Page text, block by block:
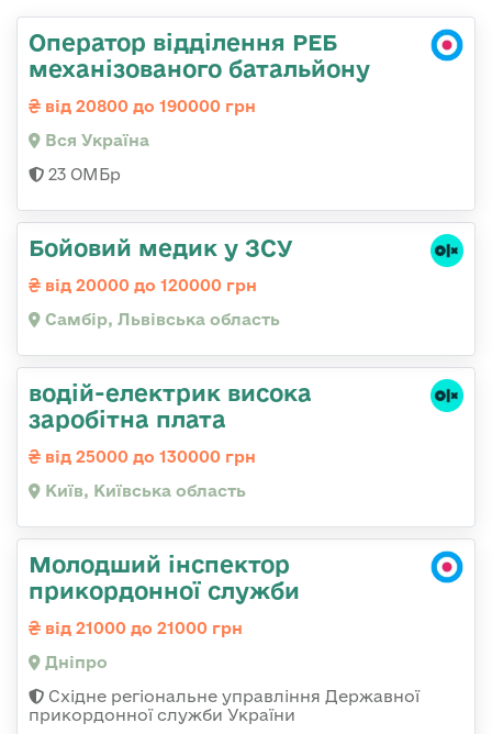
Оператор відділення РЕБ
механізованого батальйону
від 20800 до 190000 грн
Вся Україна
23 ОМБр
Бойовий медик у ЗСУ
від 20000 до 120000 грн
Самбір, Львівська область
водій-електрик висока
заробітна плата
від 25000 до 130000 грн
Київ, Київська область
Молодший інспектор
прикордонної служби
від 21000 до 21000 грн
Дніпро
Східне регіональне управління Державної
прикордонної служби України